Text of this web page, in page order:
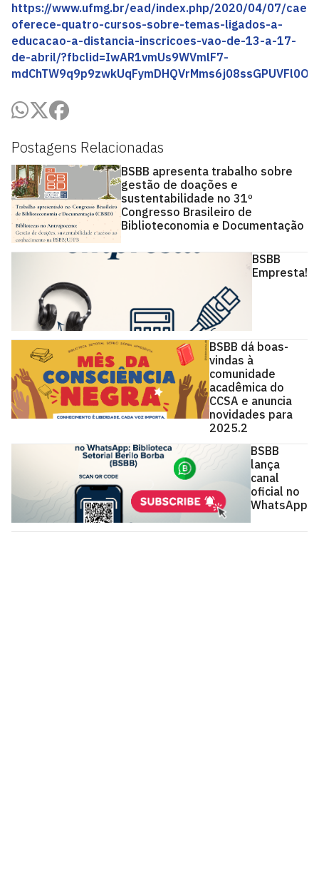
Postagens Relacionadas
BSBB apresenta trabalho sobre
gestão de doações e
sustentabilidade no 31º
Congresso Brasileiro de
Biblioteconomia e Documentação
BSBB
Empresta!
BSBB dá boas-
vindas à
comunidade
acadêmica do
CCSA e anuncia
novidades para
2025.2
BSBB
lança
canal
oficial no
WhatsApp
https://www.ufmg.br/ead/index.php/2020/04/07/caed-
oferece-quatro-cursos-sobre-temas-ligados-a-
educacao-a-distancia-inscricoes-vao-de-13-a-17-
de-abril/?fbclid=IwAR1vmUs9WVmlF7-